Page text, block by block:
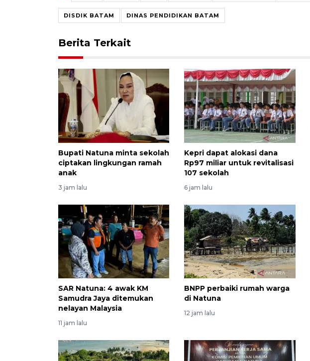
DISDIK BATAM DINAS PENDIDIKAN BATAM
Berita Terkait
Bupati Natuna minta sekolah
ciptakan lingkungan ramah
anak
3 jam lalu
Kepri dapat alokasi dana
Rp97 miliar untuk revitalisasi
107 sekolah
6 jam lalu
SAR Natuna: 4 awak KM
Samudra Jaya ditemukan
nelayan Malaysia
11 jam lalu
BNPP perbaiki rumah warga
di Natuna
12 jam lalu